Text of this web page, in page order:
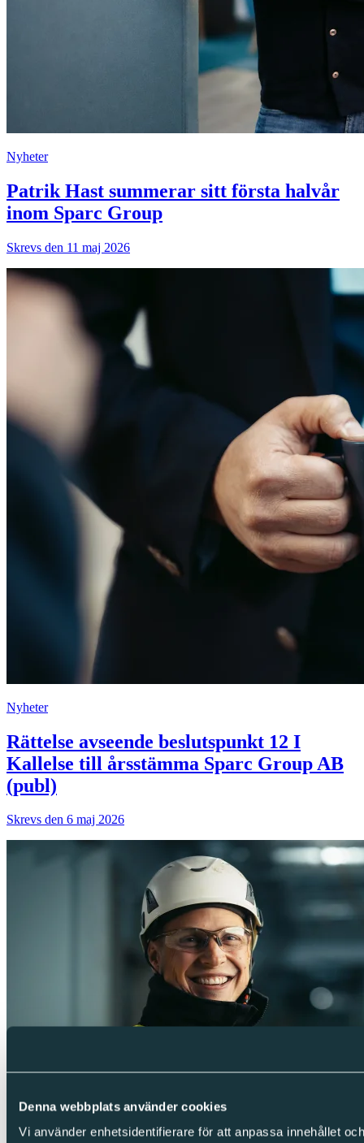
Denna webbplats använder cookies
Vi använder enhetsidentifierare för att anpassa innehållet
Nyheter
Patrik Hast summerar sitt första halvår
inom Sparc Group
Skrevs den 11 maj 2026
Nyheter
Rättelse avseende beslutspunkt 12 I
Kallelse till årsstämma Sparc Group AB
(publ)
Skrevs den 6 maj 2026